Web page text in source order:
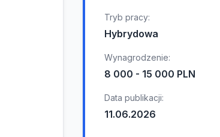
Tryb pracy:
Hybrydowa
Wynagrodzenie:
8 000 - 15 000 PLN
Data publikacji:
11.06.2026